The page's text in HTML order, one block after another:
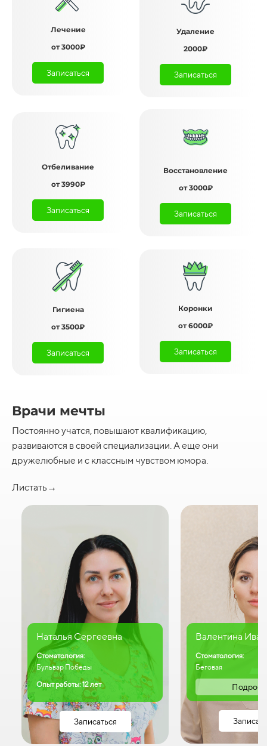
Лечение
от 3000₽
Записаться
Удаление
2000₽
Записаться
Отбеливание
от 3990₽
Записаться
Восстановление
от 3000₽
Записаться
Гигиена
от 3500₽
Записаться
Коронки
от 6000₽
Записаться
Врачи мечты
Постоянно учатся, повышают квалификацию,
развиваются в своей специализации. А еще они
дружелюбные и с классным чувством юмора.
Листать→
Наталья Сергеевна
Стоматология:
Бульвар Победы
Опыт работы: 12 лет
Записаться
Валентина
Стоматология:
Беговая